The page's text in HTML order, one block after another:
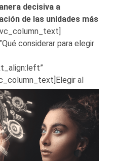
decisiva a
de las unidades más
considerar para elegir
Elegir al